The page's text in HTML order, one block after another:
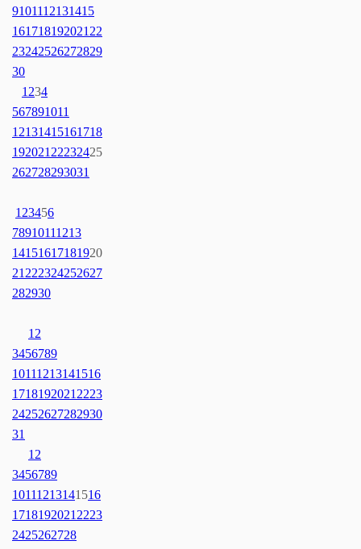
9101112131415
161718192021 22
23242526272829
30
1 234
567891011
12131415161718
192021 22232425
262728293031
1 23456
78910111213
14151617181920
21 222324252627
282930
1 2
3456789
10111213141516
1718192021 2223
24252627282930
31
1 2
3456789
10111213141516
1718192021 2223
2425262728